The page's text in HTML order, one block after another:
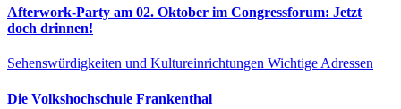
Afterwork-Party am 02. Oktober im Congressforum: Jetzt
doch drinnen!
Sehenswürdigkeiten und Kultureinrichtungen Wichtige Adressen
Die Volkshochschule Frankenthal